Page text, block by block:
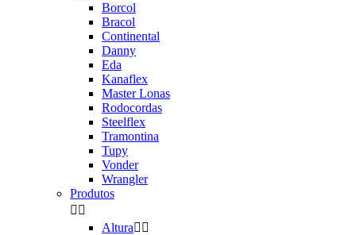
Borcol
Bracol
Continental
Danny
Eda
Kanaflex
Master Lonas
Rodocordas
Steelflex
Tramontina
Tupy
Vonder
Wrangler
Produtos
 
Altura 